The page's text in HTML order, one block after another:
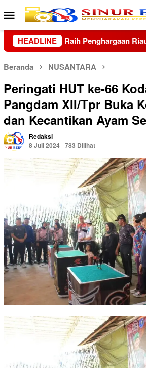
Loncat
ke
konten
Menu
Mobile
HEADLINE
Champion 2026 Asintel
Beranda NUSANTARA
Peringati HUT ke-66
Pangdam XII/Tpr Buka
dan Kecantikan Ayam
Redaksi
8 Juli 2024 783 Dilihat